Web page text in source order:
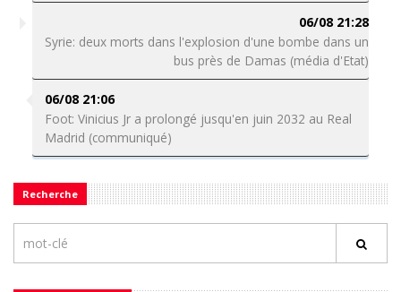
06/08 21:28
Syrie: deux morts dans l'explosion d'une bombe dans un
bus près de Damas (média d'Etat)
06/08 21:06
Foot: Vinicius Jr a prolongé jusqu'en juin 2032 au Real
Madrid (communiqué)
Recherche